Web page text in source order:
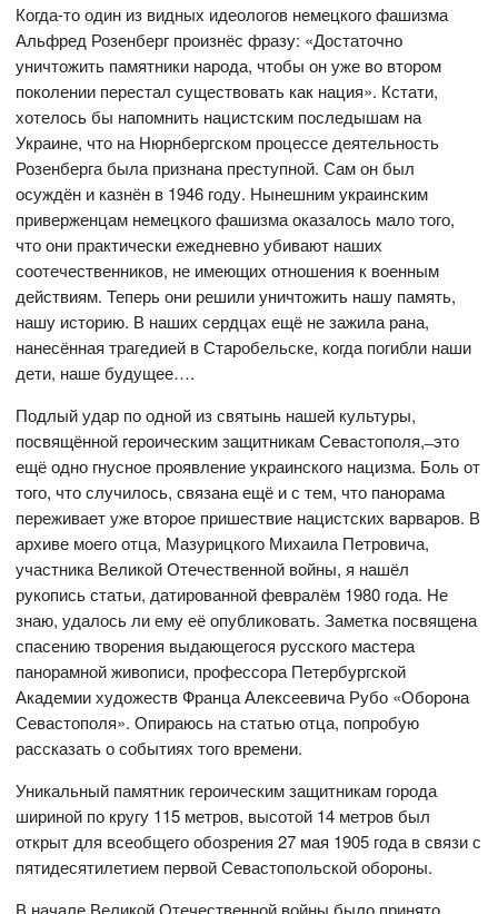
Когда-то один из видных идеологов немецкого фашизма
Альфред Розенберг произнёс фразу: «Достаточно
уничтожить памятники народа, чтобы он уже во втором
поколении перестал существовать как нация». Кстати,
хотелось бы напомнить нацистским последышам на
Украине, что на Нюрнбергском процессе деятельность
Розенберга была признана преступной. Сам он был
осуждён и казнён в 1946 году. Нынешним украинским
приверженцам немецкого фашизма оказалось мало того,
что они практически ежедневно убивают наших
соотечественников, не имеющих отношения к военным
действиям. Теперь они решили уничтожить нашу память,
нашу историю. В наших сердцах ещё не зажила рана,
нанесённая трагедией в Старобельске, когда погибли наши
дети, наше будущее….
Подлый удар по одной из святынь нашей культуры,
посвящённой героическим защитникам Севастополя, ̶ это
ещё одно гнусное проявление украинского нацизма. Боль от
того, что случилось, связана ещё и с тем, что панорама
переживает уже второе пришествие нацистских варваров. В
архиве моего отца, Мазурицкого Михаила Петровича,
участника Великой Отечественной войны, я нашёл
рукопись статьи, датированной февралём 1980 года. Не
знаю, удалось ли ему её опубликовать. Заметка посвящена
спасению творения выдающегося русского мастера
панорамной живописи, профессора Петербургской
Академии художеств Франца Алексеевича Рубо «Оборона
Севастополя». Опираюсь на статью отца, попробую
рассказать о событиях того времени.
Уникальный памятник героическим защитникам города
шириной по кругу 115 метров, высотой 14 метров был
открыт для всеобщего обозрения 27 мая 1905 года в связи с
пятидесятилетием первой Севастопольской обороны.
В начале Великой Отечественной войны было принято